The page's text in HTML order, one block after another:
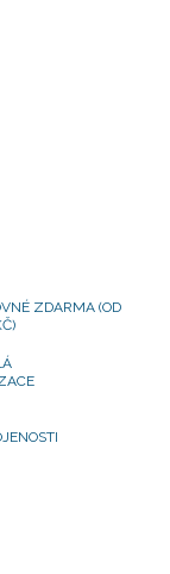
ZDARMA (OD